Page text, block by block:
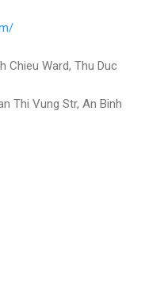
Chieu Ward, Thu Duc
Thi Vung Str, An Binh